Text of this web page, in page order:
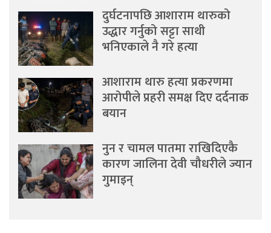
दुर्घटनापछि आशाराम थारुको
उद्धार गर्नुको सट्टा साथी
भनिएकाले नै गरे हत्या
आशाराम थारु हत्या प्रकरणमा
आरोपीले प्रहरी समक्ष दिए दर्दनाक
बयान
नुन र चामल पातमा राखिदिएकै
कारण जालिना देवी चौधरीले ज्यान
गुमाइन्